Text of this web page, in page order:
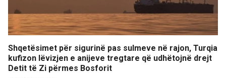
Shqetësimet për sigurinë pas sulmeve në rajon, Turqia
kufizon lëvizjen e anijeve tregtare që udhëtojnë drejt
Detit të Zi përmes Bosforit